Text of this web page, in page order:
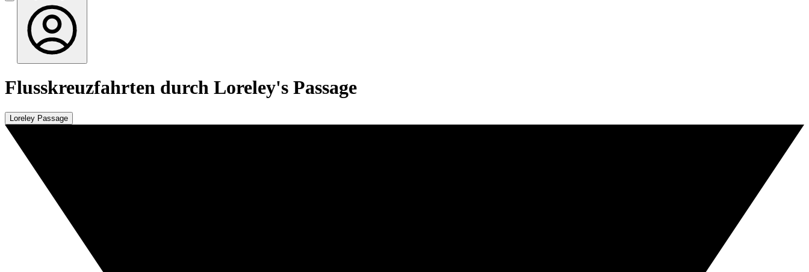
Flusskreuzfahrten durch Loreley's Passage
Loreley Passage